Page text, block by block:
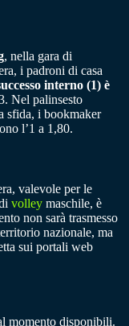
, nella gara di
i padroni di casa
interno (1) è
Nel palinsesto
sfida, i bookmaker
l’1 a 1,80.
valevole per le
volley maschile, è
non sarà trasmesso
nazionale, ma
sui portali web
momento disponibili.